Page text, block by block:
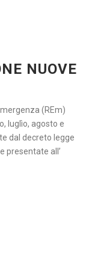
NUOVE
(REm)
luglìo, agosto e
dal decreto legge
presentate all’